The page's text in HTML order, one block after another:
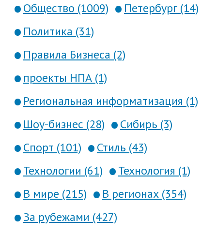
Общество (1009)
Петербург (14)
Политика (31)
Правила Бизнеса (2)
проекты НПА (1)
Региональная информатизация (1)
Шоу-бизнес (28)
Сибирь (3)
Спорт (101)
Стиль (43)
Технологии (61)
Технология (1)
В мире (215)
В регионах (354)
За рубежами (427)